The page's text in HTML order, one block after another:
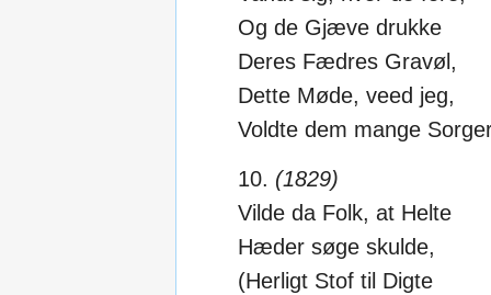
Og de Gjæve drukke
Deres Fædres Gravøl,
Dette Møde, veed jeg,
Voldte dem mange
10. (1829)
Vilde da Folk, at Helte
Hæder søge skulde,
(Herligt Stof til Digte